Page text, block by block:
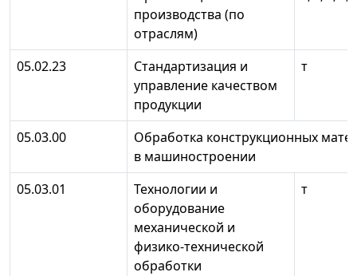
производства (по
отраслям)
05.02.23
Стандартизация и
управление качеством
продукции
т
05.03.00
Обработка конструкционных
в машиностроении
05.03.01
Технологии и
оборудование
механической и
физико-технической
обработки
т